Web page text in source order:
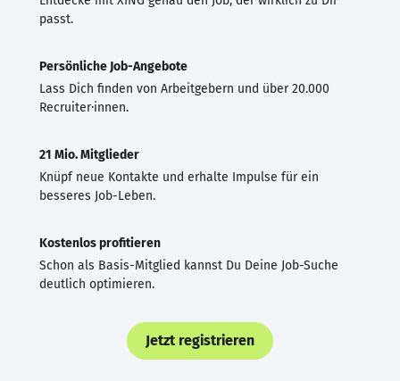
passt.
Persönliche Job-Angebote
Lass Dich finden von Arbeitgebern und über 20.000
Recruiter·innen.
21 Mio. Mitglieder
Knüpf neue Kontakte und erhalte Impulse für ein
besseres Job-Leben.
Kostenlos profitieren
Schon als Basis-Mitglied kannst Du Deine Job-Suche
deutlich optimieren.
Jetzt registrieren